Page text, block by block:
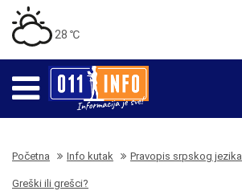
28 ℃
Početna Info kutak Pravopis srpskog jezika
Greški ili grešci?